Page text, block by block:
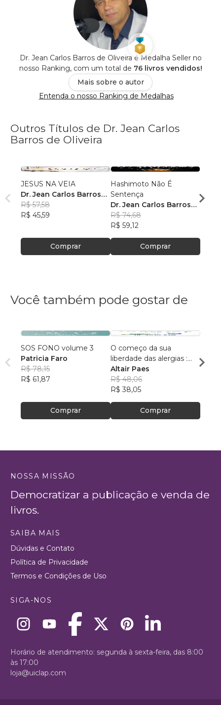
Dr. Jean Carlos Barros de Oliveira é Medalha Seller no
nosso Ranking, com um total de 76 livros vendidos!
Mais sobre o autor
Entenda o nosso Ranking de Medalhas
Outros Títulos de Dr. Jean Carlos
Barros de Oliveira
JESUS NA VEIA
Dr. Jean Carlos Barros
de Oliveira
R$ 57,58
R$ 45,59
Comprar
Hashimoto Não É
Sentença
Dr. Jean Carlos Barros
de Oliveira
R$ 74,68
R$ 59,12
Comprar
Dr.
Você também pode gostar de
SOS FONO volume 3
Patricia Faro
R$ 78,15
R$ 61,87
Comprar
O começo da sua
liberdade das alergias :
como controlar as crises e
voltar a viver com
segurança
Altair Paes
R$ 48,06
R$ 38,05
Comprar
R$
NOSSA MISSÃO
Democratizar a publicação e venda de
livros.
SAIBA MAIS
Dúvidas e Contato
Política de Privacidade
Termos e Condições de Uso
SIGA-NOS
Horário de atendimento: segunda à sexta-feira, das 8:00
às 17:00
loja@uiclap.com